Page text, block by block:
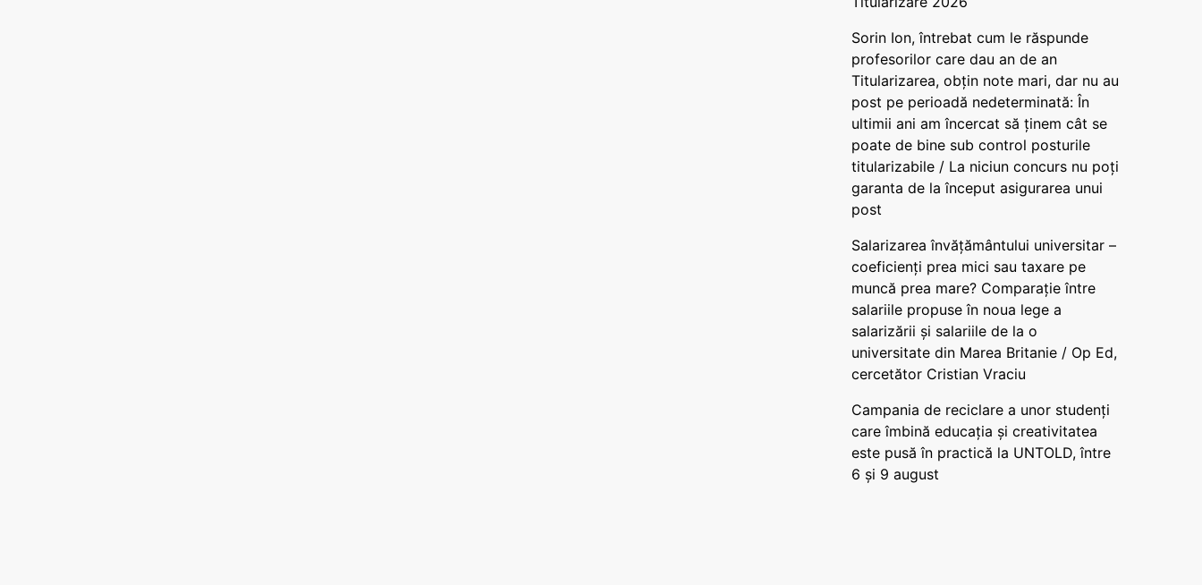
Sorin Ion, întrebat cum le răspunde
profesorilor care dau an de an
Titularizarea, obțin note mari, dar nu au
post pe perioadă nedeterminată: În
ultimii ani am încercat să ținem cât se
poate de bine sub control posturile
titularizabile / La niciun concurs nu poți
garanta de la început asigurarea unui
post
Salarizarea învățământului universitar –
coeficienți prea mici sau taxare pe
muncă prea mare? Comparație între
salariile propuse în noua lege a
salarizării și salariile de la o
universitate din Marea Britanie / Op Ed,
cercetător Cristian Vraciu
Campania de reciclare a unor studenți
care îmbină educația și creativitatea
este pusă în practică la UNTOLD, între
6 și 9 august